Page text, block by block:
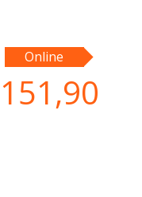
Online
151,90